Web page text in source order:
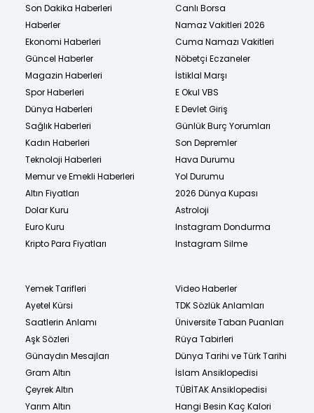
Son Dakika Haberleri
Haberler
Ekonomi Haberleri
Güncel Haberler
Magazin Haberleri
Spor Haberleri
Dünya Haberleri
Sağlık Haberleri
Kadın Haberleri
Teknoloji Haberleri
Memur ve Emekli Haberleri
Altın Fiyatları
Dolar Kuru
Euro Kuru
Kripto Para Fiyatları
Canlı Borsa
Namaz Vakitleri 2026
Cuma Namazı Vakitleri
Nöbetçi Eczaneler
İstiklal Marşı
E Okul VBS
E Devlet Giriş
Günlük Burç Yorumları
Son Depremler
Hava Durumu
Yol Durumu
2026 Dünya Kupası
Astroloji
Instagram Dondurma
Instagram Silme
Yemek Tarifleri
Ayetel Kürsi
Saatlerin Anlamı
Aşk Sözleri
Günaydın Mesajları
Gram Altın
Çeyrek Altın
Yarım Altın
Video Haberler
TDK Sözlük Anlamları
Üniversite Taban Puanları
Rüya Tabirleri
Dünya Tarihi ve Türk Tarihi
İslam Ansiklopedisi
TÜBİTAK Ansiklopedisi
Hangi Besin Kaç Kalori